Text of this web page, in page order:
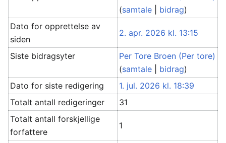
(samtale bidrag)
Dato for opprettelse av
siden
2. apr. 2026 kl. 13:15
Siste bidragsyter
Per Tore Broen (Per tore)
(samtale bidrag)
Dato for siste redigering
1. jul. 2026 kl. 18:39
Totalt antall redigeringer
31
Totalt antall forskjellige
forfattere
1